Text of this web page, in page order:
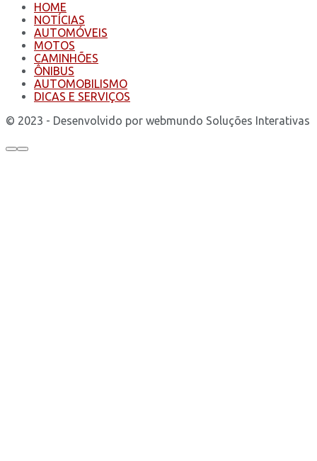
HOME
NOTÍCIAS
AUTOMÓVEIS
MOTOS
CAMINHÕES
ÔNIBUS
AUTOMOBILISMO
DICAS E SERVIÇOS
© 2023 - Desenvolvido por webmundo Soluções Interativas